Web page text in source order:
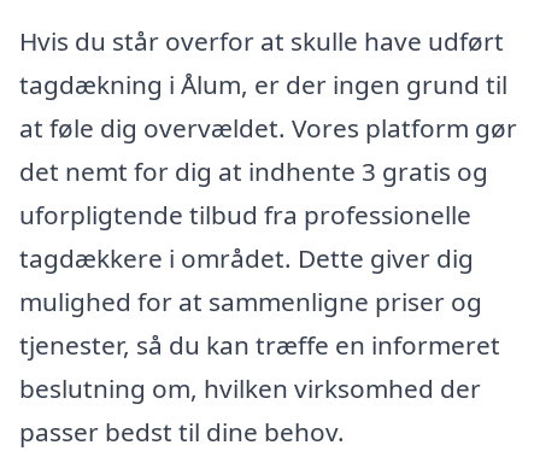
Hvis du står overfor at skulle have udført
tagdækning i Ålum, er der ingen grund til
at føle dig overvældet. Vores platform gør
det nemt for dig at indhente 3 gratis og
uforpligtende tilbud fra professionelle
tagdækkere i området. Dette giver dig
mulighed for at sammenligne priser og
tjenester, så du kan træffe en informeret
beslutning om, hvilken virksomhed der
passer bedst til dine behov.